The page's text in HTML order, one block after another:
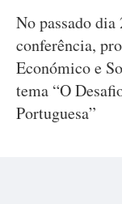
No passado dia
conferência,
Económico e
tema “O
Portuguesa”